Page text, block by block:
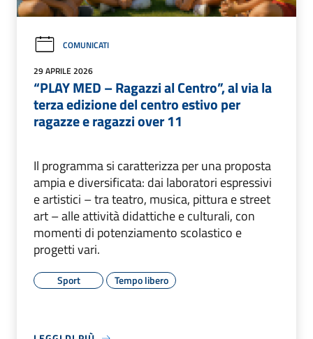
COMUNICATI
29 APRILE 2026
“PLAY MED – Ragazzi al Centro”, al via la
terza edizione del centro estivo per
ragazze e ragazzi over 11
Il programma si caratterizza per una proposta
ampia e diversificata: dai laboratori espressivi
e artistici – tra teatro, musica, pittura e street
art – alle attività didattiche e culturali, con
momenti di potenziamento scolastico e
progetti vari.
Sport Tempo libero